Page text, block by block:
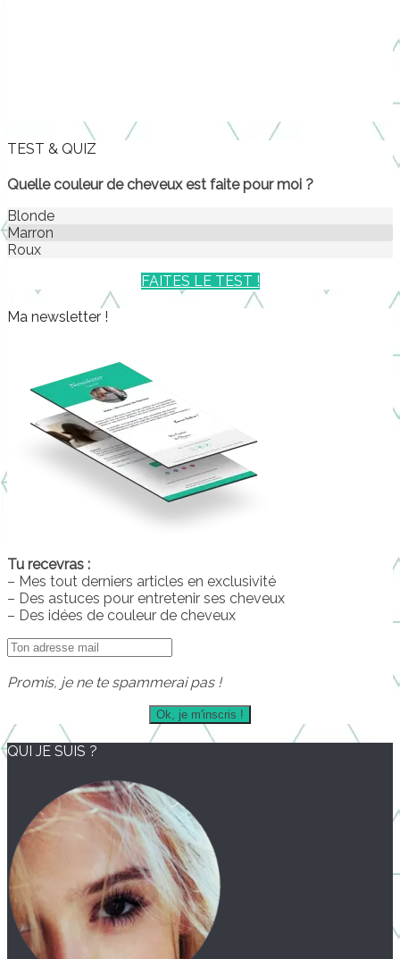
TEST & QUIZ
Quelle couleur de cheveux est faite pour moi ?
Blonde
Marron
Roux
FAITES LE TEST !
Ma newsletter !
Tu recevras :
– Mes tout derniers articles en exclusivité
– Des astuces pour entretenir ses cheveux
– Des idées de couleur de cheveux
Promis, je ne te spammerai pas !
QUI JE SUIS ?